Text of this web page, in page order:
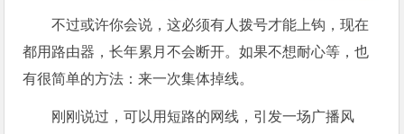
不过或许你会说，这必须有人拨号才能上钩，现在
都用路由器，长年累月不会断开。如果不想耐心等，也
有很简单的方法：来一次集体掉线。
刚刚说过，可以用短路的网线，引发一场广播风